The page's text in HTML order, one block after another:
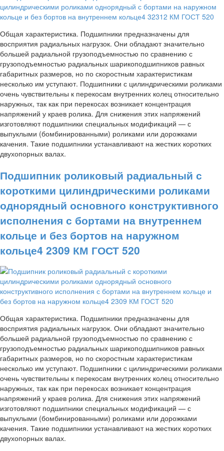
Общая характеристика. Подшипники предназначены для
восприятия радиальных нагрузок. Они обладают значительно
большей радиальной грузоподъемностью по сравнению с
грузоподъемностью радиальных шарикоподшипников равных
габаритных размеров, но по скоростным характеристикам
несколько им уступают. Подшипники с цилиндрическими роликами
очень чувствительны к перекосам внутренних колец относительно
наружных, так как при перекосах возникает концентрация
напряжений у краев ролика. Для снижения этих напряжений
изготовляют подшипники специальных модификаций — с
выпуклыми (бомбинированными) роликами или дорожками
качения. Такие подшипники устанавливают на жестких коротких
двухопорных валах.
Подшипник роликовый радиальный с
короткими цилиндрическими роликами
однорядный основного конструктивного
исполнения с бортами на внутреннем
кольце и без бортов на наружном
кольце4 2309 КМ ГОСТ 520
Общая характеристика. Подшипники предназначены для
восприятия радиальных нагрузок. Они обладают значительно
большей радиальной грузоподъемностью по сравнению с
грузоподъемностью радиальных шарикоподшипников равных
габаритных размеров, но по скоростным характеристикам
несколько им уступают. Подшипники с цилиндрическими роликами
очень чувствительны к перекосам внутренних колец относительно
наружных, так как при перекосах возникает концентрация
напряжений у краев ролика. Для снижения этих напряжений
изготовляют подшипники специальных модификаций — с
выпуклыми (бомбинированными) роликами или дорожками
качения. Такие подшипники устанавливают на жестких коротких
двухопорных валах.